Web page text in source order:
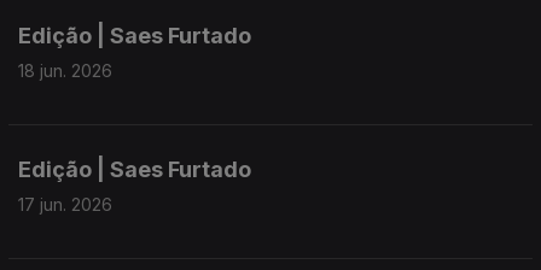
Edição | Saes Furtado
18 jun. 2026
Edição | Saes Furtado
17 jun. 2026